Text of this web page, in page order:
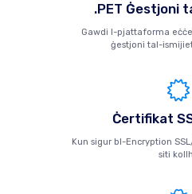
.PET Ġestjoni
Gawdi l-pjattaforma
ġestjoni tal-
Ċertifikat
Kun sigur bl-Encryption
siti